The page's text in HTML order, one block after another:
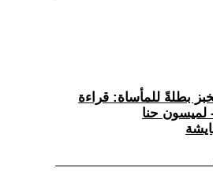
بطلةً للمأساة: قراءة
حنا